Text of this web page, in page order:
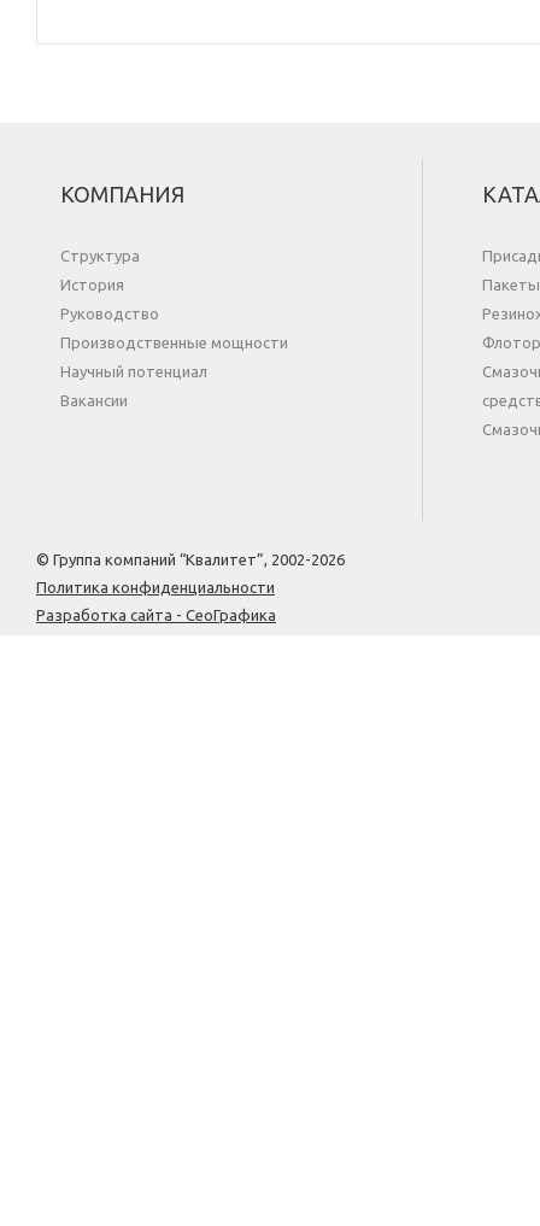
КОМПАНИЯ
Структура
История
Руководство
Производственные мощности
Научный потенциал
Вакансии
© Группа компаний “Квалитет”, 2002-2026
Политика конфиденциальности
Разработка сайта - СеоГрафика